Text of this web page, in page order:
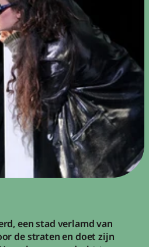
een stad verlamd van
de straten en doet zijn